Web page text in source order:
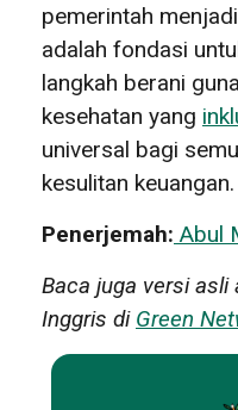
pemerintah
adalah fondasi
langkah berani
kesehatan yang
universal bagi
kesulitan keuangan.
Penerjemah: Abul
Baca juga versi asli
Inggris di Green